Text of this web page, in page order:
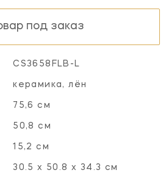
под заказ
CS3658FLB-L
керамика, лён
75,6 см
50,8 см
15,2 см
30.5 х 50.8 х 34.3 см